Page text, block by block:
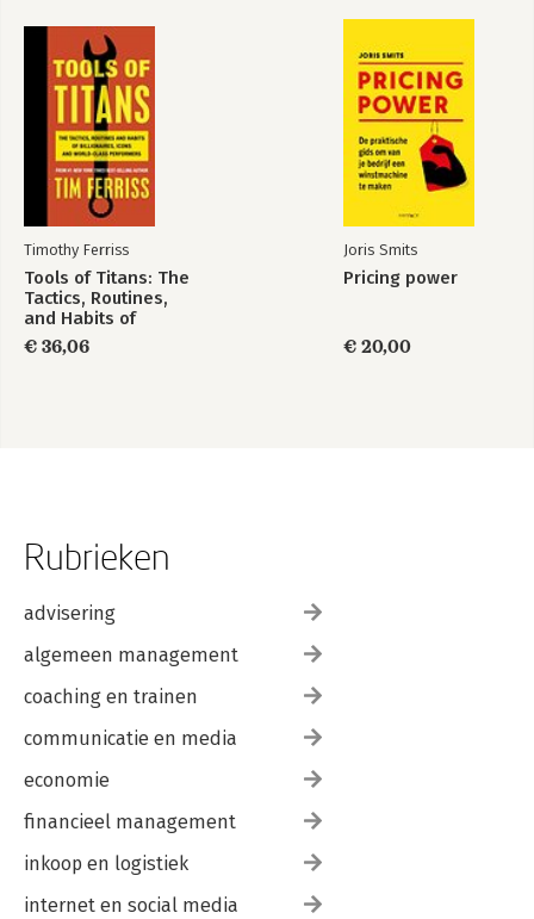
Timothy Ferriss
Tools of Titans: The
Tactics, Routines,
and Habits of
Billionaires, Icons,
and World-Class
€ 36,06
Joris Smits
Pricing power
€ 20,00
Rubrieken
advisering
algemeen management
coaching en trainen
communicatie en media
economie
financieel management
inkoop en logistiek
internet en social media